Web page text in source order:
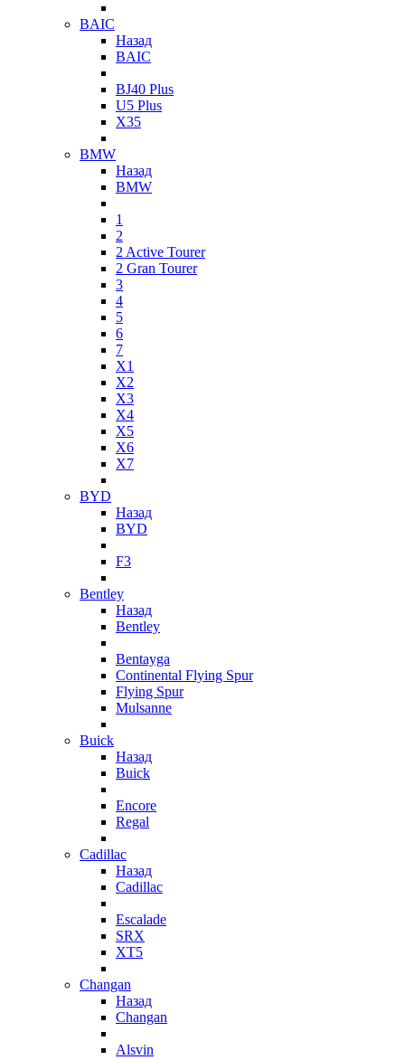
BAIC
Назад
BAIC
BJ40 Plus
U5 Plus
X35
BMW
Назад
BMW
1
2
2 Active Tourer
2 Gran Tourer
3
4
5
6
7
X1
X2
X3
X4
X5
X6
X7
BYD
Назад
BYD
F3
Bentley
Назад
Bentley
Bentayga
Continental Flying Spur
Flying Spur
Mulsanne
Buick
Назад
Buick
Encore
Regal
Cadillac
Назад
Cadillac
Escalade
SRX
XT5
Changan
Назад
Changan
Alsvin